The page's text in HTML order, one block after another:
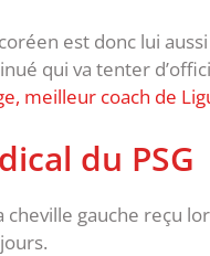
est donc lui
qui va tenter
meilleur coach de
du PSG
cheville gauche reçu